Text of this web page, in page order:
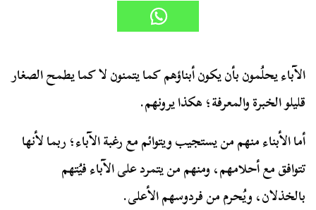
الآباء يحلُمون بأن يكون أبناؤهم كما يتمنون لا كما يطمح الصغار
قليلو الخبرة والمعرفة؛ هكذا يرونهم.
أما الأبناء منهم من يستجيب ويتوائم مع رغبة الآباء؛ ربما لأنها
تتوافق مع أحلامهم، ومنهم من يتمرد على الآباء فيُتهم
بالخذلان، ويُحرم من فردوسهم الأعلى.